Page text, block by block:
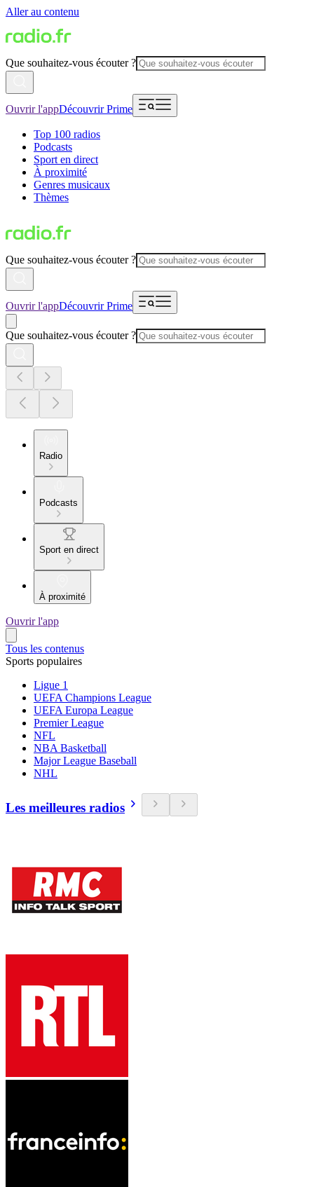
Aller au contenu
Que souhaitez-vous écouter ?
Ouvrir l'appDécouvrir Prime
Top 100 radios
Podcasts
Sport en direct
À proximité
Genres musicaux
Thèmes
Que souhaitez-vous écouter ?
Ouvrir l'appDécouvrir Prime
Que souhaitez-vous écouter ?
Radio
Podcasts
Sport en direct
À proximité
Ouvrir l'app
Tous les contenus
Sports populaires
Ligue 1
UEFA Champions League
UEFA Europa League
Premier League
NFL
NBA Basketball
Major League Baseball
NHL
Les meilleures radios